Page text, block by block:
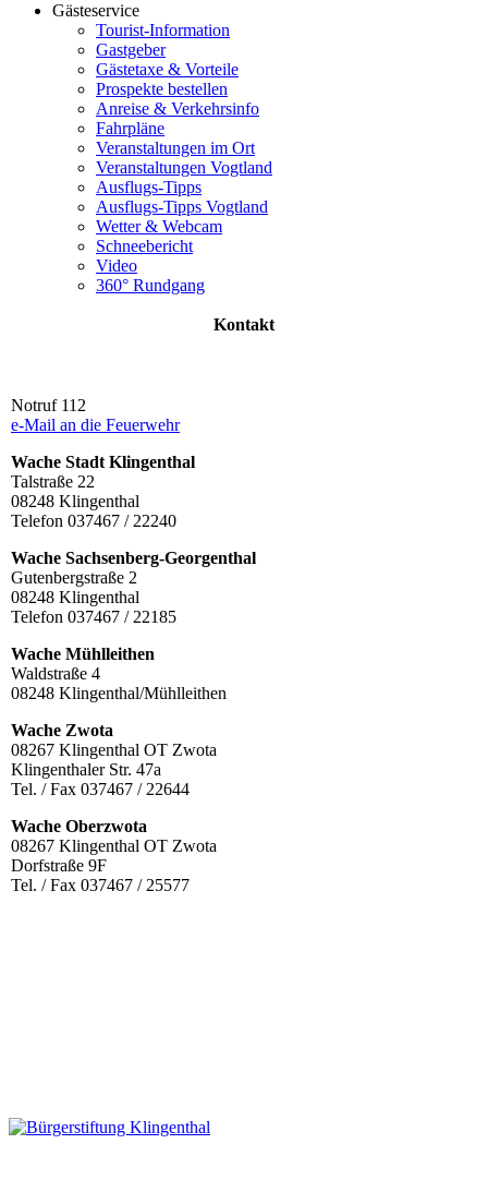
Gästeservice
Tourist-Information
Gastgeber
Gästetaxe & Vorteile
Prospekte bestellen
Anreise & Verkehrsinfo
Fahrpläne
Veranstaltungen im Ort
Veranstaltungen Vogtland
Ausflugs-Tipps
Ausflugs-Tipps Vogtland
Wetter & Webcam
Schneebericht
Video
360° Rundgang
Kontakt
Notruf 112
e-Mail an die Feuerwehr
Wache Stadt Klingenthal
Talstraße 22
08248 Klingenthal
Telefon 037467 / 22240
Wache Sachsenberg-Georgenthal
Gutenbergstraße 2
08248 Klingenthal
Telefon 037467 / 22185
Wache Mühlleithen
Waldstraße 4
08248 Klingenthal/Mühlleithen
Wache Zwota
08267 Klingenthal OT Zwota
Klingenthaler Str. 47a
Tel. / Fax 037467 / 22644
Wache Oberzwota
08267 Klingenthal OT Zwota
Dorfstraße 9F
Tel. / Fax 037467 / 25577